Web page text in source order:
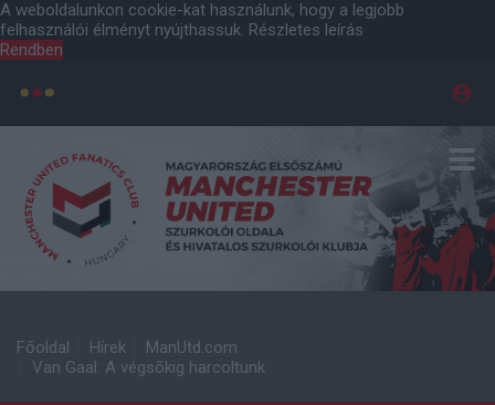
A weboldalunkon cookie-kat használunk, hogy a legjobb
felhasználói élményt nyújthassuk. Részletes leírás
Rendben
Főoldal Hírek
ManUtd.com
Van Gaal: A végsõkig harcoltunk